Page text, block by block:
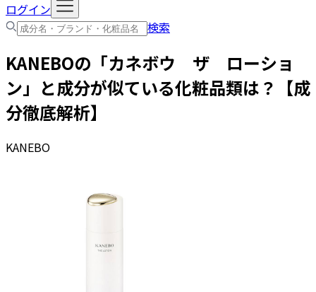
ログイン
検索
KANEBOの「カネボウ ザ ローショ
ン 」と成分が似ている化粧品類は？【成
分徹底解析】
KANEBO